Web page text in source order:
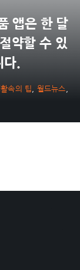
앱은 한 달
약할 수 있
.
속의 팁 월드뉴스